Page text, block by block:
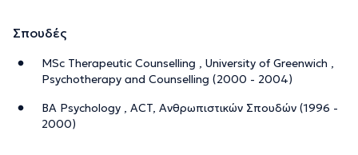
Σπουδές
MSc Therapeutic Counselling , University of Greenwich ,
Psychotherapy and Counselling (2000 - 2004)
BA Psychology , ACT, Ανθρωπιστικών Σπουδών (1996 -
2000)